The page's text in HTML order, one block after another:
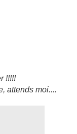
!!!!!
attends moi....